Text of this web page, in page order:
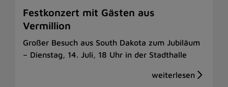
Festkonzert mit Gästen aus
Vermillion
Großer Besuch aus South Dakota zum Jubiläum
– Dienstag, 14. Juli, 18 Uhr in der Stadthalle